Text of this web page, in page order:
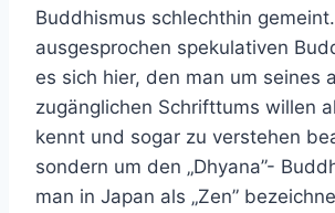
Buddhismus schlechthin
ausgesprochen spekulativen
es sich hier, den man um seines
zugänglichen Schrifttums willen
kennt und sogar zu verstehen
sondern um den „Dhyana”-
man in Japan als „Zen”